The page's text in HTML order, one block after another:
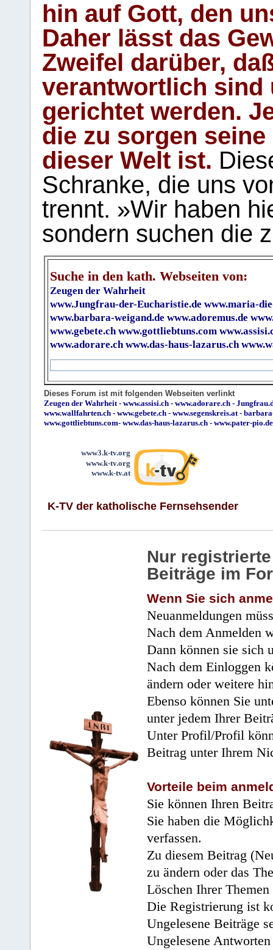
hin auf Gott, den
Daher lässt das
Zweifel darüber,
verantwortlich sind
gerichtet werden.
die zu sorgen
dieser Welt ist.
Schranke, die uns
trennt. »Wir haben
sondern suchen die
Suche in den kath. Webseiten von:
Zeugen der Wahrheit
www.Jungfrau-der-Eucharistie.de www.maria-
www.barbara-weigand.de www.adoremus.de
www.gebete.ch www.gottliebtuns.com
www.adorare.ch www.das-haus-lazarus.ch
Dieses Forum ist mit folgenden Webseiten verlinkt
Zeugen der Wahrheit - www.assisi.ch - www.adorare.ch -
www.wallfahrten.ch - www.gebete.ch - www.segenskreis.at -
www.gottliebtuns.com- www.das-haus-lazarus.ch - www.pater-pio.de
www3.k-tv.org
www.k-tv.org
www.k-tv.at
K-TV der katholische Fernsehsender
Nur
Beiträge im
Wenn Sie sich
Neuanmeldungen
Nach dem Anmelden
Dann können sie sich
Nach dem Einloggen
ändern oder weitere
Ebenso können Sie
unter jedem Ihrer
Unter Profil/Profil
Beitrag unter Ihrem
Vorteile beim
Sie können Ihren
Sie haben die
verfassen.
Zu diesem Beitrag
zu ändern oder das
Löschen Ihrer
Die Registrierung ist
Ungelesene Beiträge
Ungelesene